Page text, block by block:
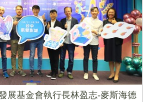
展基金會執行長林盈志-麥斯海德